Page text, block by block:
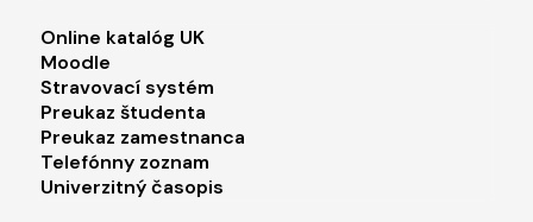
Footer menu 2
Online katalóg UK
Moodle
Stravovací systém
Preukaz študenta
Preukaz zamestnanca
Telefónny zoznam
Univerzitný časopis